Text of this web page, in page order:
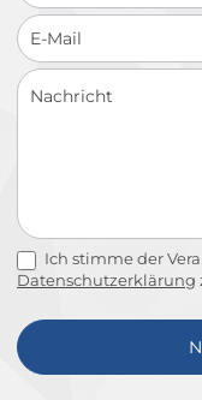
Ich stimme der
Datenschutzerklärung